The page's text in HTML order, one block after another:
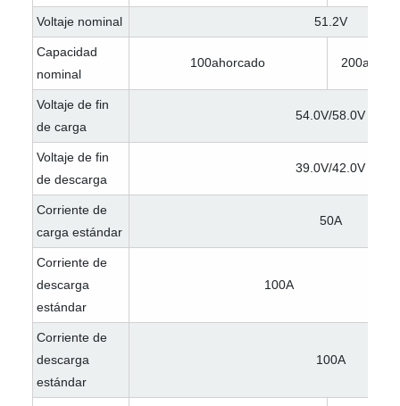
Voltaje nominal 51.2V
Capacidad
nominal
100ahorcado
Voltaje de fin
de carga
54.0V/58.0V
Voltaje de fin
de descarga
39.0V/42.0V
Corriente de
carga estándar
50A
Corriente de
descarga
estándar
100A
Corriente de
descarga
estándar
100A